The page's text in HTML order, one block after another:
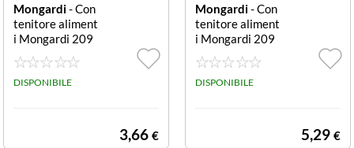
Mongardi- Con
tenitore aliment
i Mongardi 209
2C12
DISPONIBILE
3,66 €
Mongardi- Con
tenitore aliment
i Mongardi 209
0C12
DISPONIBILE
5,29 €